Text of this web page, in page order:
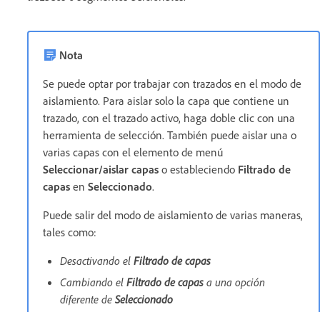
Nota
Se puede optar por trabajar con trazados en el modo de
aislamiento. Para aislar solo la capa que contiene un
trazado, con el trazado activo, haga doble clic con una
herramienta de selección. También puede aislar una o
varias capas con el elemento de menú
Seleccionar/aislar capas o estableciendo Filtrado de
capas en Seleccionado.
Puede salir del modo de aislamiento de varias maneras,
tales como:
Desactivando el Filtrado de capas
Cambiando el Filtrado de capas a una opción
diferente de Seleccionado